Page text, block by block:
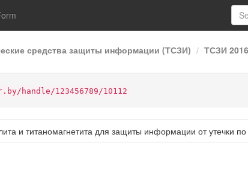
средства защиты информации (ТСЗИ) ТСЗИ 2016
handle/123456789/10112
и титаномагнетита для защиты информации от утечки по